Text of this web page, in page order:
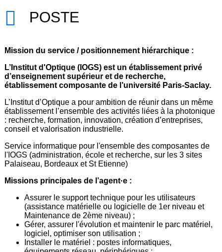
POSTE
Mission du service / positionnement hiérarchique :
L’Institut d'Optique (IOGS) est un établissement privé
d’enseignement supérieur et de recherche,
établissement composante de l’université Paris-Saclay.
L’Institut d’Optique a pour ambition de réunir dans un même
établissement l’ensemble des activités liées à la photonique
: recherche, formation, innovation, création d’entreprises,
conseil et valorisation industrielle.
Service informatique pour l'ensemble des composantes de
l'IOGS (administration, école et recherche, sur les 3 sites
Palaiseau, Bordeaux et St Etienne)
Missions principales de l’agent·e :
Assurer le support technique pour les utilisateurs
(assistance matérielle ou logicielle de 1er niveau et
Maintenance de 2ème niveau) ;
Gérer, assurer l'évolution et maintenir le parc matériel,
logiciel, optimiser son utilisation ;
Installer le matériel : postes informatiques,